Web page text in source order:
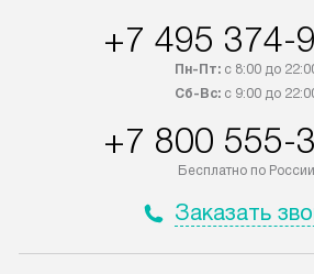
+7 495 374-
Пн-Пт:с 8:00 до
Сб-Вс:с 9:00 до
+7 800 555-
Бесплатно по России
Заказать